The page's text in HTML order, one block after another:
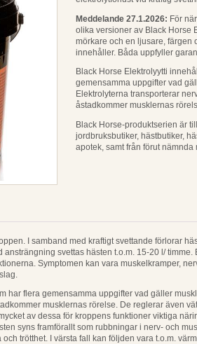
Meddelande 27.1.2026: För
olika versioner av Black Horse
mörkare och en ljusare, färgen
innehåller. Båda uppfyller
Black Horse Elektrolyytti
gemensamma uppgifter vad
Elektrolyterna transporterar
åstadkommer musklernas
Black Horse-produktserien är
jordbruksbutiker, hästbutiker,
apotek, samt från förut nämnda
I samband med kraftigt svettande förlorar
svettas hästen t.o.m. 15-20 l/ timme.
Symptomen kan vara muskelkramper,
har flera gemensamma uppgifter vad gäller
musklernas rörelse. De reglerar även
av dessa för kroppens funktioner viktiga
syns framförallt som rubbningar i nerv- och
trötthet. I värsta fall kan följden vara t.o.m.